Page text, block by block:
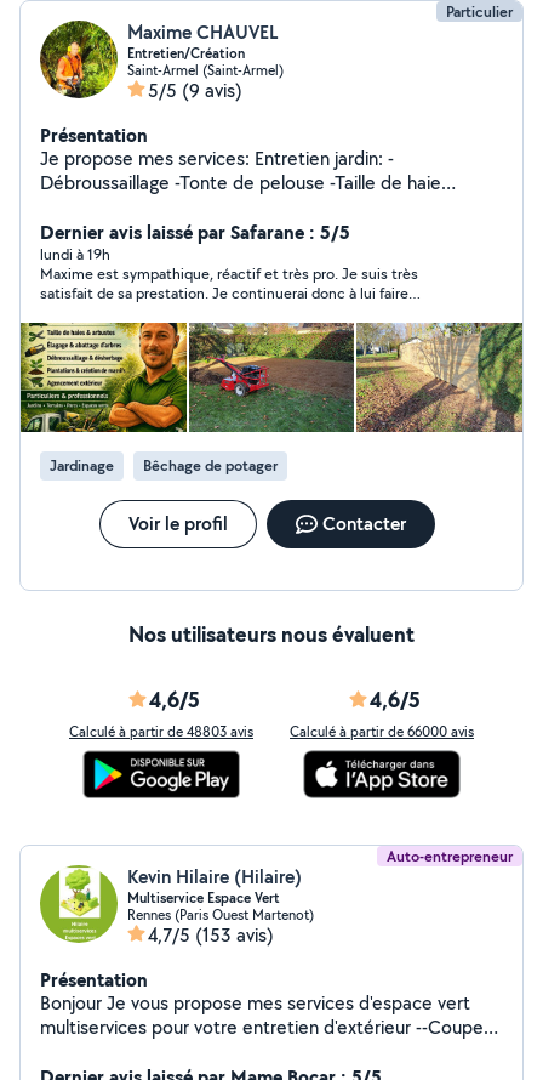
Particulier
Maxime CHAUVEL
Entretien/Création
Saint-Armel (Saint-Armel)
5/5 (9 avis)
Présentation
Je propose mes services: Entretien jardin: -
Débroussaillage -Tonte de pelouse -Taille de haie
Clôture -Dallage -Gazon -Plantation -Terrasse -
Terrassement -Agencement extérieur -Petit travaux de
démolition -Transport N'hésitez pas a me contacter
Dernier avis laissé par Safarane : 5/5
lundi à 19h
Maxime est sympathique, réactif et très pro. Je suis très
satisfait de sa prestation. Je continuerai donc à lui faire
Jardinage Bêchage de potager
Voir le profil Contacter
Nos utilisateurs nous évaluent
4,6/5
Calculé à partir de 48803 avis
4,6/5
Calculé à partir de 66000 avis
Auto-entrepreneur
Kevin Hilaire (Hilaire)
Multiservice Espace Vert
Rennes (Paris Ouest Martenot)
4,7/5 (153 avis)
Présentation
Bonjour Je vous propose mes services d'espace vert
multiservices pour votre entretien d'extérieur --Coupe